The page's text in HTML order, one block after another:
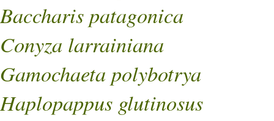
Baccharis patagonica
Conyza larrainiana
Gamochaeta polybotrya
Haplopappus glutinosus